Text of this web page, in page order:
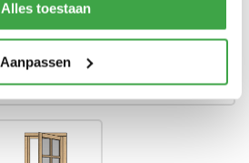
Alles toestaan
Aanpassen
Nederland